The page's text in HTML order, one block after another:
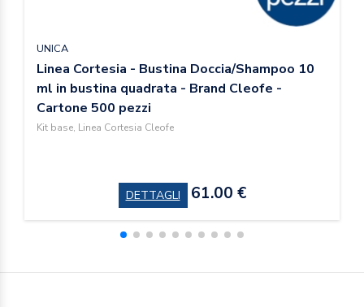
UNICA
Linea Cortesia - Bustina Doccia/Shampoo 10
ml in bustina quadrata - Brand Cleofe -
Cartone 500 pezzi
Kit base, Linea Cortesia Cleofe
DETTAGLI 61.00 €